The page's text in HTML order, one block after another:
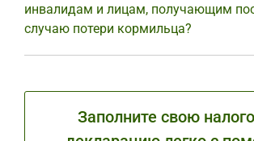
инвалидам и лицам, получающим
случаю потери кормильца?
Заполните свою